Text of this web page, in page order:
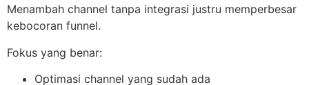
Menambah channel tanpa integrasi justru memperbesar
kebocoran funnel.
Fokus yang benar:
Optimasi channel yang sudah ada